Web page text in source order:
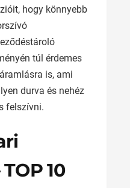
hogy könnyebb
túl érdemes
is, ami
durva és nehéz
felszívni.
10